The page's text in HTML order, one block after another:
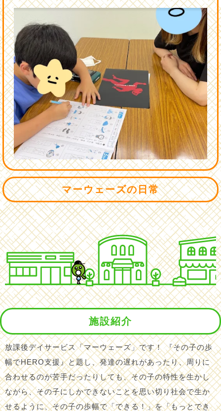
マーウェーズの日常
施設紹介
放課後デイサービス「マーウェーズ」です！ 『その子の歩
幅でHERO支援』と題し、発達の遅れがあったり、周りに
合わせるのが苦手だったりしても、その子の特性を生かし
ながら、その子にしかできないことを思い切り社会で生か
せるように、その子の歩幅で「できる！」を「もっとでき